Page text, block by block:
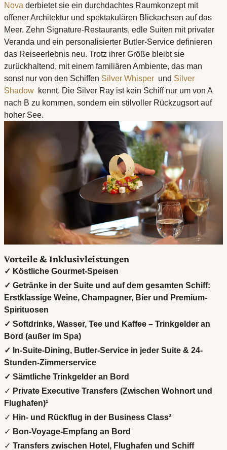
Nova derbietet sie ein durchdachtes Raumkonzept mit
offener Architektur und spektakulären Blickachsen auf das
Meer. Zehn Signature-Restaurants, edle Suiten mit privater
Veranda und ein personalisierter Butler-Service definieren
das Reiseerlebnis neu. Trotz ihrer Größe bleibt sie
zurückhaltend, mit einem familiären Ambiente, das man
sonst nur von den Schiffen Silver Whisper und Silver
Shadow kennt. Die Silver Ray ist kein Schiff nur um von A
nach B zu kommen, sondern ein stilvoller Rückzugsort auf
hoher See.
Vorteile & Inklusivleistungen
✓ Köstliche Gourmet-Speisen
✓ Getränke in der Suite und auf dem gesamten Schiff:
Erstklassige Weine, Champagner, Bier und Premium-
Spirituosen
✓ Softdrinks, Wasser, Tee und Kaffee – Trinkgelder an
Bord (außer im Spa)
✓ In-Suite-Dining, Butler-Service in jeder Suite & 24-
Stunden-Zimmerservice
✓ Sämtliche Trinkgelder an Bord
✓ Private Executive Transfers (Zwischen Wohnort und
Flughafen)¹
✓ Hin- und Rückflug in der Business Class²
✓ Bon-Voyage-Empfang an Bord
✓ Transfers zwischen Hotel, Flughafen und Schiff